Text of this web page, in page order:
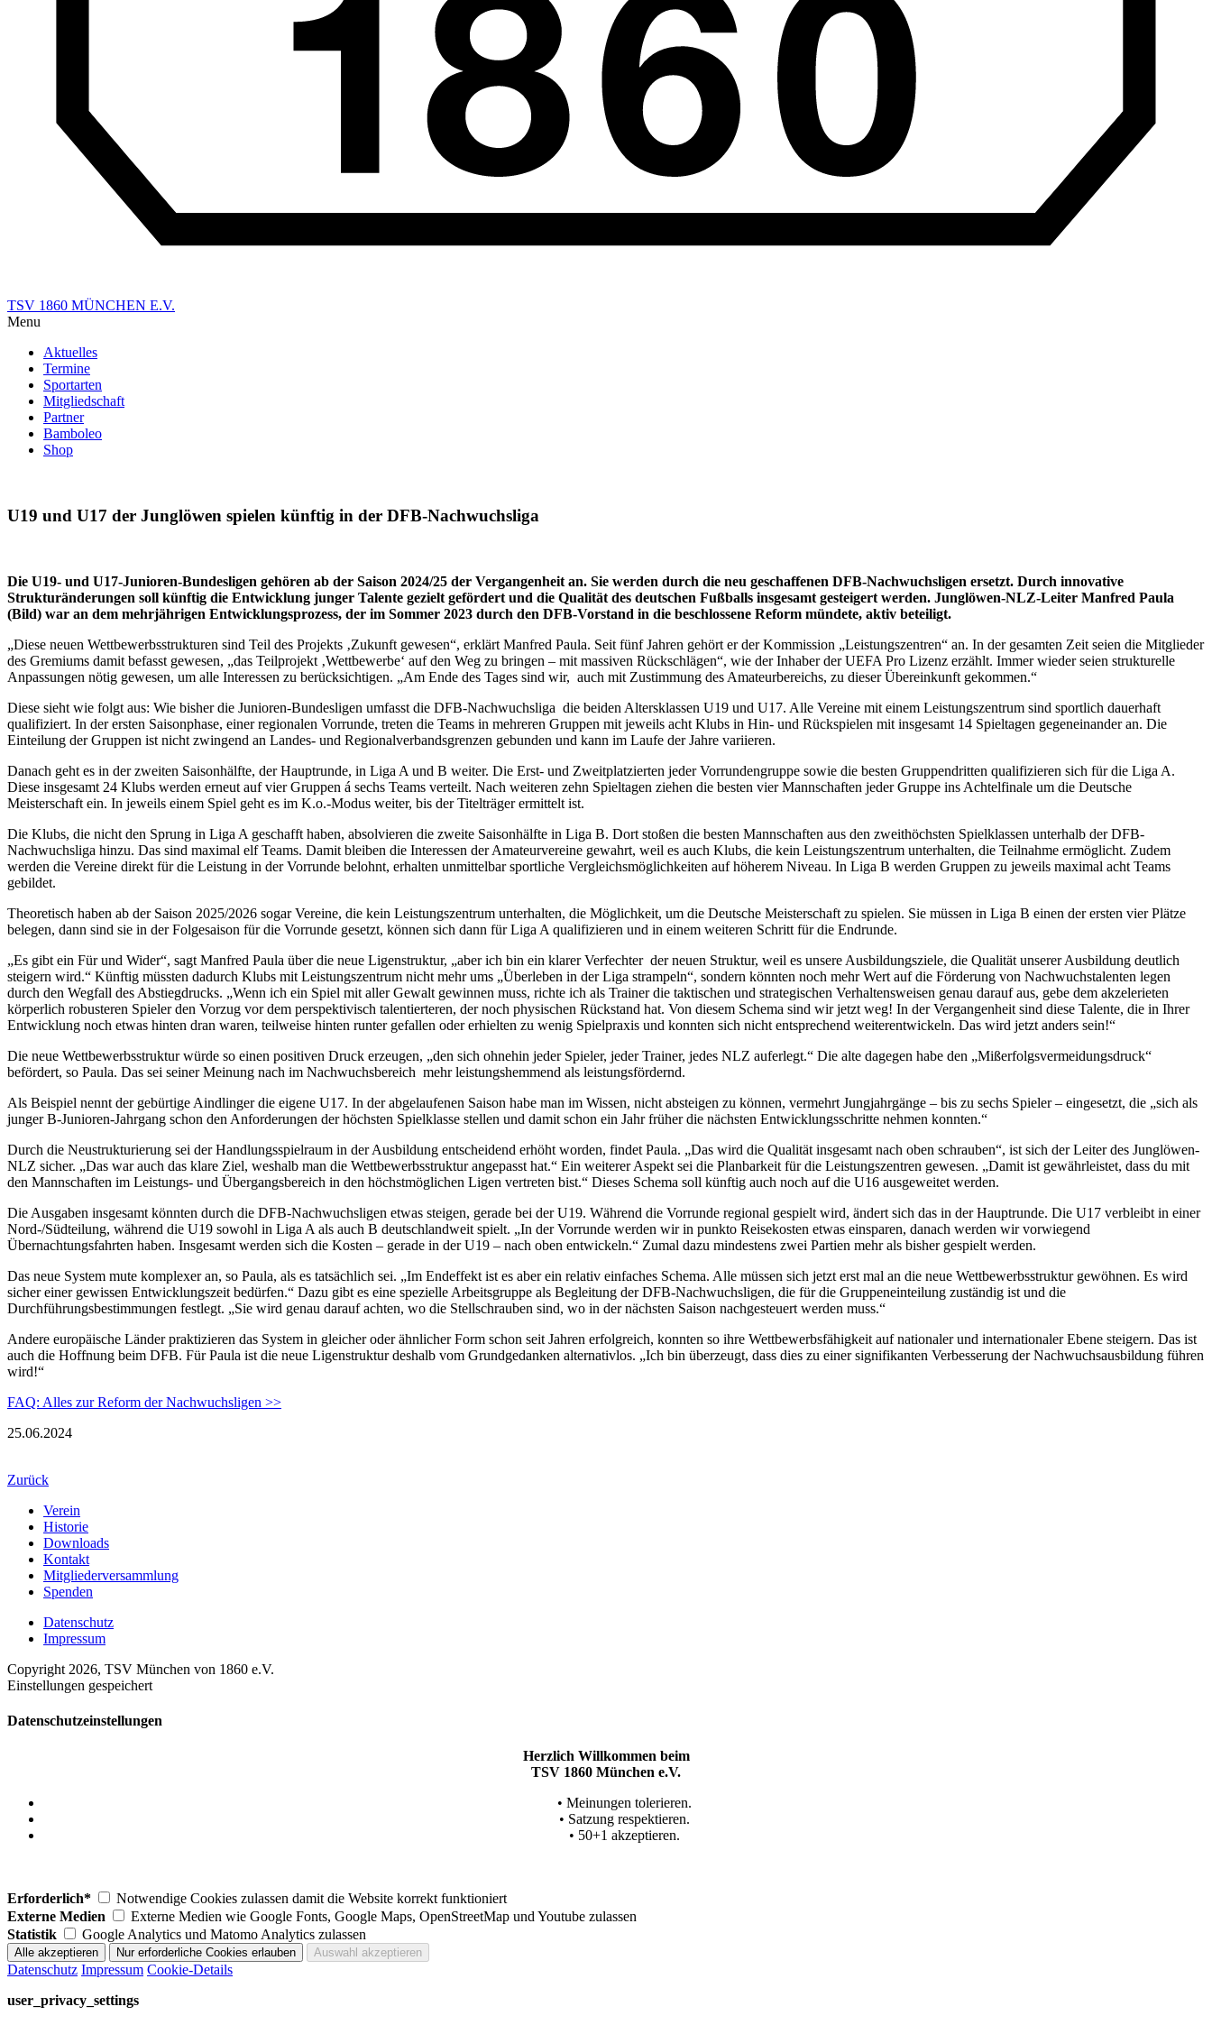
TSV 1860 MÜNCHEN E.V.
Menu
Aktuelles
Termine
Sportarten
Mitgliedschaft
Partner
Bamboleo
Shop
U19 und U17 der Junglöwen spielen künftig in der DFB-Nachwuchsliga
Die U19- und U17-Junioren-Bundesligen gehören ab der Saison 2024/25 der Vergangenheit an. Sie werden durch die neu geschaffenen DFB-Nachwuchsligen ersetzt. Durch innovative
Strukturänderungen soll künftig die Entwicklung junger Talente gezielt gefördert und die Qualität des deutschen Fußballs insgesamt gesteigert werden. Junglöwen-NLZ-Leiter Manfred Paula
(Bild) war an dem mehrjährigen Entwicklungsprozess, der im Sommer 2023 durch den DFB-Vorstand in die beschlossene Reform mündete, aktiv beteiligt.
„Diese neuen Wettbewerbsstrukturen sind Teil des Projekts ‚Zukunft gewesen“, erklärt Manfred Paula. Seit fünf Jahren gehört er der Kommission „Leistungszentren“ an. In der gesamten Zeit seien die Mitglieder
des Gremiums damit befasst gewesen, „das Teilprojekt ‚Wettbewerbe‘ auf den Weg zu bringen – mit massiven Rückschlägen“, wie der Inhaber der UEFA Pro Lizenz erzählt. Immer wieder seien strukturelle
Anpassungen nötig gewesen, um alle Interessen zu berücksichtigen. „Am Ende des Tages sind wir, auch mit Zustimmung des Amateurbereichs, zu dieser Übereinkunft gekommen.“
Diese sieht wie folgt aus: Wie bisher die Junioren-Bundesligen umfasst die DFB-Nachwuchsliga die beiden Altersklassen U19 und U17. Alle Vereine mit einem Leistungszentrum sind sportlich dauerhaft
qualifiziert. In der ersten Saisonphase, einer regionalen Vorrunde, treten die Teams in mehreren Gruppen mit jeweils acht Klubs in Hin- und Rückspielen mit insgesamt 14 Spieltagen gegeneinander an. Die
Einteilung der Gruppen ist nicht zwingend an Landes- und Regionalverbandsgrenzen gebunden und kann im Laufe der Jahre variieren.
Danach geht es in der zweiten Saisonhälfte, der Hauptrunde, in Liga A und B weiter. Die Erst- und Zweitplatzierten jeder Vorrundengruppe sowie die besten Gruppendritten qualifizieren sich für die Liga A.
Diese insgesamt 24 Klubs werden erneut auf vier Gruppen á sechs Teams verteilt. Nach weiteren zehn Spieltagen ziehen die besten vier Mannschaften jeder Gruppe ins Achtelfinale um die Deutsche
Meisterschaft ein. In jeweils einem Spiel geht es im K.o.-Modus weiter, bis der Titelträger ermittelt ist.
Die Klubs, die nicht den Sprung in Liga A geschafft haben, absolvieren die zweite Saisonhälfte in Liga B. Dort stoßen die besten Mannschaften aus den zweithöchsten Spielklassen unterhalb der DFB-
Nachwuchsliga hinzu. Das sind maximal elf Teams. Damit bleiben die Interessen der Amateurvereine gewahrt, weil es auch Klubs, die kein Leistungszentrum unterhalten, die Teilnahme ermöglicht. Zudem
werden die Vereine direkt für die Leistung in der Vorrunde belohnt, erhalten unmittelbar sportliche Vergleichsmöglichkeiten auf höherem Niveau. In Liga B werden Gruppen zu jeweils maximal acht Teams
gebildet.
Theoretisch haben ab der Saison 2025/2026 sogar Vereine, die kein Leistungszentrum unterhalten, die Möglichkeit, um die Deutsche Meisterschaft zu spielen. Sie müssen in Liga B einen der ersten vier Plätze
belegen, dann sind sie in der Folgesaison für die Vorrunde gesetzt, können sich dann für Liga A qualifizieren und in einem weiteren Schritt für die Endrunde.
„Es gibt ein Für und Wider“, sagt Manfred Paula über die neue Ligenstruktur, „aber ich bin ein klarer Verfechter der neuen Struktur, weil es unsere Ausbildungsziele, die Qualität unserer Ausbildung deutlich
steigern wird.“ Künftig müssten dadurch Klubs mit Leistungszentrum nicht mehr ums „Überleben in der Liga strampeln“, sondern könnten noch mehr Wert auf die Förderung von Nachwuchstalenten legen
durch den Wegfall des Abstiegdrucks. „Wenn ich ein Spiel mit aller Gewalt gewinnen muss, richte ich als Trainer die taktischen und strategischen Verhaltensweisen genau darauf aus, gebe dem akzelerieten
körperlich robusteren Spieler den Vorzug vor dem perspektivisch talentierteren, der noch physischen Rückstand hat. Von diesem Schema sind wir jetzt weg! In der Vergangenheit sind diese Talente, die in Ihrer
Entwicklung noch etwas hinten dran waren, teilweise hinten runter gefallen oder erhielten zu wenig Spielpraxis und konnten sich nicht entsprechend weiterentwickeln. Das wird jetzt anders sein!“
Die neue Wettbewerbsstruktur würde so einen positiven Druck erzeugen, „den sich ohnehin jeder Spieler, jeder Trainer, jedes NLZ auferlegt.“ Die alte dagegen habe den „Mißerfolgsvermeidungsdruck“
befördert, so Paula. Das sei seiner Meinung nach im Nachwuchsbereich mehr leistungshemmend als leistungsfördernd.
Als Beispiel nennt der gebürtige Aindlinger die eigene U17. In der abgelaufenen Saison habe man im Wissen, nicht absteigen zu können, vermehrt Jungjahrgänge – bis zu sechs Spieler – eingesetzt, die „sich als
junger B-Junioren-Jahrgang schon den Anforderungen der höchsten Spielklasse stellen und damit schon ein Jahr früher die nächsten Entwicklungsschritte nehmen konnten.“
Durch die Neustrukturierung sei der Handlungsspielraum in der Ausbildung entscheidend erhöht worden, findet Paula. „Das wird die Qualität insgesamt nach oben schrauben“, ist sich der Leiter des Junglöwen-
NLZ sicher. „Das war auch das klare Ziel, weshalb man die Wettbewerbsstruktur angepasst hat.“ Ein weiterer Aspekt sei die Planbarkeit für die Leistungszentren gewesen. „Damit ist gewährleistet, dass du mit
den Mannschaften im Leistungs- und Übergangsbereich in den höchstmöglichen Ligen vertreten bist.“ Dieses Schema soll künftig auch noch auf die U16 ausgeweitet werden.
Die Ausgaben insgesamt könnten durch die DFB-Nachwuchsligen etwas steigen, gerade bei der U19. Während die Vorrunde regional gespielt wird, ändert sich das in der Hauptrunde. Die U17 verbleibt in einer
Nord-/Südteilung, während die U19 sowohl in Liga A als auch B deutschlandweit spielt. „In der Vorrunde werden wir in punkto Reisekosten etwas einsparen, danach werden wir vorwiegend
Übernachtungsfahrten haben. Insgesamt werden sich die Kosten – gerade in der U19 – nach oben entwickeln.“ Zumal dazu mindestens zwei Partien mehr als bisher gespielt werden.
Das neue System mute komplexer an, so Paula, als es tatsächlich sei. „Im Endeffekt ist es aber ein relativ einfaches Schema. Alle müssen sich jetzt erst mal an die neue Wettbewerbsstruktur gewöhnen. Es wird
sicher einer gewissen Entwicklungszeit bedürfen.“ Dazu gibt es eine spezielle Arbeitsgruppe als Begleitung der DFB-Nachwuchsligen, die für die Gruppeneinteilung zuständig ist und die
Durchführungsbestimmungen festlegt. „Sie wird genau darauf achten, wo die Stellschrauben sind, wo in der nächsten Saison nachgesteuert werden muss.“
Andere europäische Länder praktizieren das System in gleicher oder ähnlicher Form schon seit Jahren erfolgreich, konnten so ihre Wettbewerbsfähigkeit auf nationaler und internationaler Ebene steigern. Das ist
auch die Hoffnung beim DFB. Für Paula ist die neue Ligenstruktur deshalb vom Grundgedanken alternativlos. „Ich bin überzeugt, dass dies zu einer signifikanten Verbesserung der Nachwuchsausbildung führen
wird!“
FAQ: Alles zur Reform der Nachwuchsligen >>
25.06.2024
Zurück
Verein
Historie
Downloads
Kontakt
Mitgliederversammlung
Spenden
Datenschutz
Impressum
Copyright 2026, TSV München von 1860 e.V.
Einstellungen gespeichert
Datenschutzeinstellungen
Herzlich Willkommen beim
TSV 1860 München e.V.
• Meinungen tolerieren.
• Satzung respektieren.
• 50+1 akzeptieren.
Erforderlich*
Notwendige Cookies zulassen damit die Website korrekt funktioniert
Externe Medien
Externe Medien wie Google Fonts, Google Maps, OpenStreetMap und Youtube zulassen
Statistik
Google Analytics und Matomo Analytics zulassen
Datenschutz Impressum Cookie-Details
user_privacy_settings